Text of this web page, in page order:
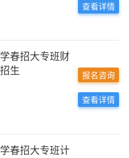
查看详情
春招大专班财
生
报名咨询
查看详情
春招大专班计